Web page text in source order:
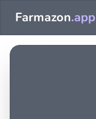
Farmazon.app